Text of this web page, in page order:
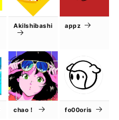
AkiIshibashi appz
chao！ fo00oris